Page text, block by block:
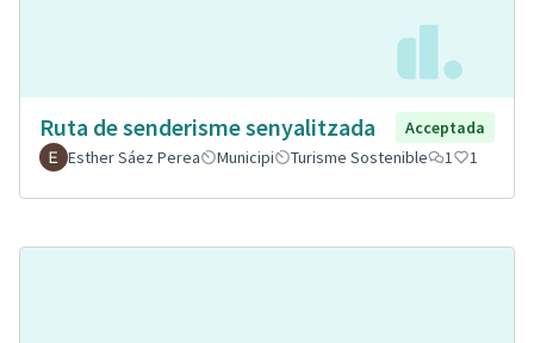
Ruta de senderisme senyalitzada
Acceptada
Esther Sáez Perea
Municipi Turisme Sostenible 1 1